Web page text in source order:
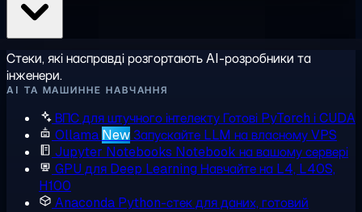
Стеки, які насправді розгортають AI-розробники та
інженери.
AI ТА МАШИННЕ НАВЧАННЯ
ВПС для штучного інтелектуГотові PyTorch і CUDA
Ollama NewЗапускайте LLM на власному VPS
Jupyter Notebooks Notebook на вашому сервері
GPU для Deep Learning Навчайте на L4, L40S,
H100
Anaconda Python-стек для даних, готовий